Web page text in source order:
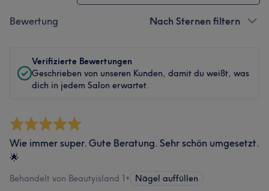
Bewertung Nach Sternen filtern
Verifizierte Bewertungen
Geschrieben von unseren Kunden, damit du weißt, was
dich in jedem Salon erwartet.
Wie immer super. Gute Beratung. Sehr schön umgesetzt.
🌟
Behandelt von Beautyisland 1 • Nägel auffüllen